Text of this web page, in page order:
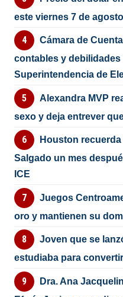
este viernes 7 de
Cámara de
contables y
Superintendencia de
Alexandra MVP
sexo y deja entrever
Houston
Salgado un mes
ICE
Juegos
oro y mantienen su
Joven que se
estudiaba para
Dra. Ana